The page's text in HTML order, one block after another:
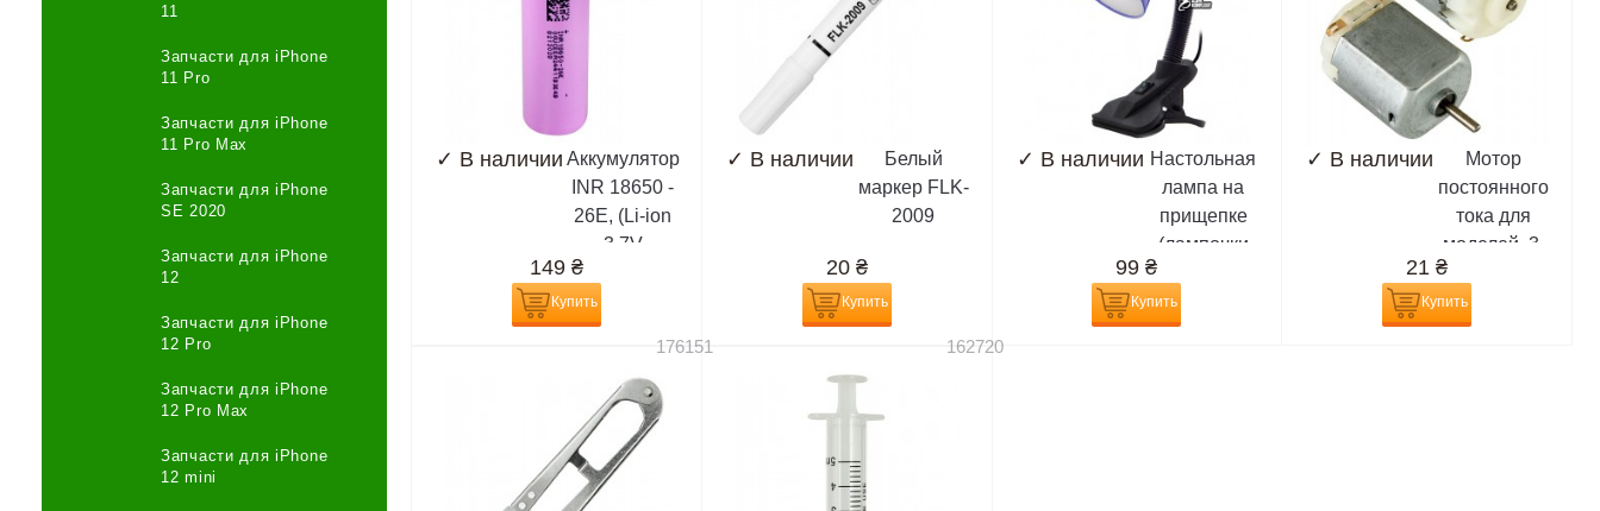
11
Запчасти для iPhone
11 Pro
Запчасти для iPhone
11 Pro Max
Запчасти для iPhone
SE 2020
Запчасти для iPhone
12
Запчасти для iPhone
12 Pro
Запчасти для iPhone
12 Pro Max
Запчасти для iPhone
12 mini
✓ В наличии Аккумулятор
INR 18650 -
26E, (Li-ion
3.7V
2600mAh),
сиреневый
149 ₴
Купить
✓ В наличии
Белый
маркер FLK-
2009
20 ₴
Купить
✓ В наличии Настольная
лампа на
прищепке
(лампочки
99₴
Купить
✓ В наличии
Мотор
постоянного
тока для
моделей, 3-
21₴
Купить
176151 162720